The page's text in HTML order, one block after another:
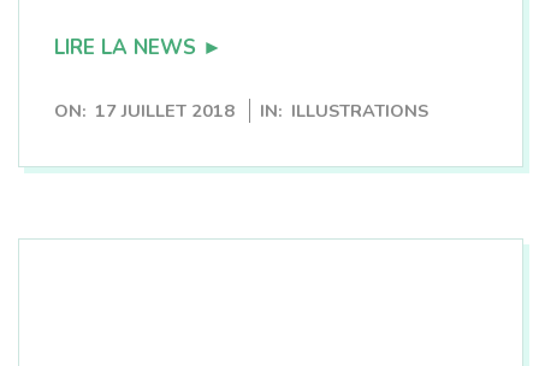
LIRE LA NEWS ►
2018-
ON: 17 JUILLET 2018 IN: ILLUSTRATIONS